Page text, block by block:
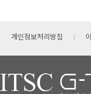
개인정보처리방침